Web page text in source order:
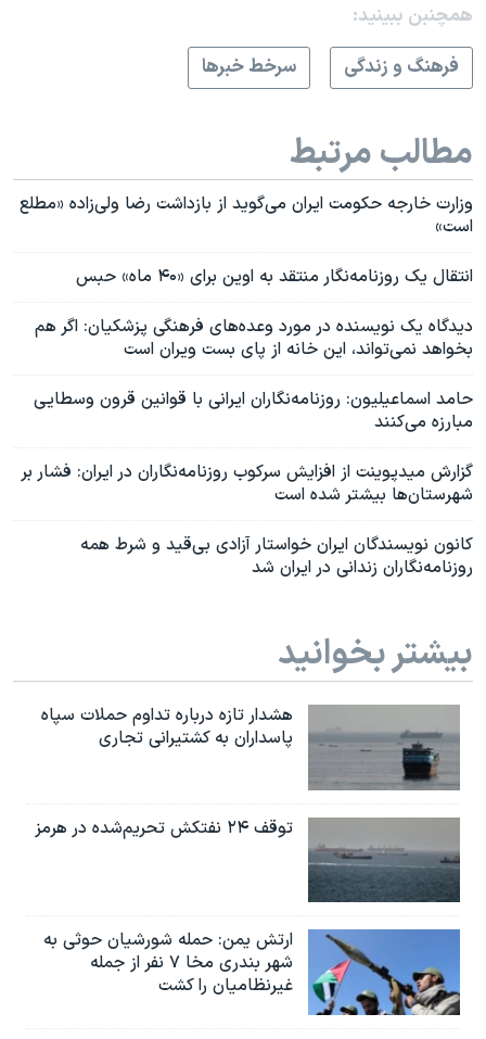
همچنبن ببینید:
فرهنگ و زندگی
سرخط خبرها
مطالب مرتبط
وزارت خارجه حکومت ایران می‌گوید از بازداشت رضا ولی‌زاده «مطلع
است»
انتقال یک روزنامه‌نگار منتقد به اوین برای «۴۰ ماه» حبس
دیدگاه یک نویسنده در مورد وعده‌های فرهنگی پزشکیان: اگر هم
بخواهد نمی‌تواند، این خانه از پای بست ویران است
حامد اسماعیلیون: روزنامه‌نگاران ایرانی با قوانین قرون وسطایی
مبارزه می‌کنند
گزارش میدپوینت از افزایش سرکوب روزنامه‌نگاران در ایران: فشار بر
شهرستان‌ها بیشتر شده است
کانون نویسندگان ایران خواستار آزادی بی‌قید و شرط همه
روزنامه‌نگاران زندانی در ایران شد
بیشتر بخوانید
هشدار تازه درباره تداوم حملات سپاه
پاسداران به کشتیرانی تجاری
توقف ۲۴ نفتکش تحریم‌شده در هرمز
ارتش یمن: حمله شورشیان حوثی به
شهر بندری مخا ۷ نفر از جمله
غیرنظامیان را کشت